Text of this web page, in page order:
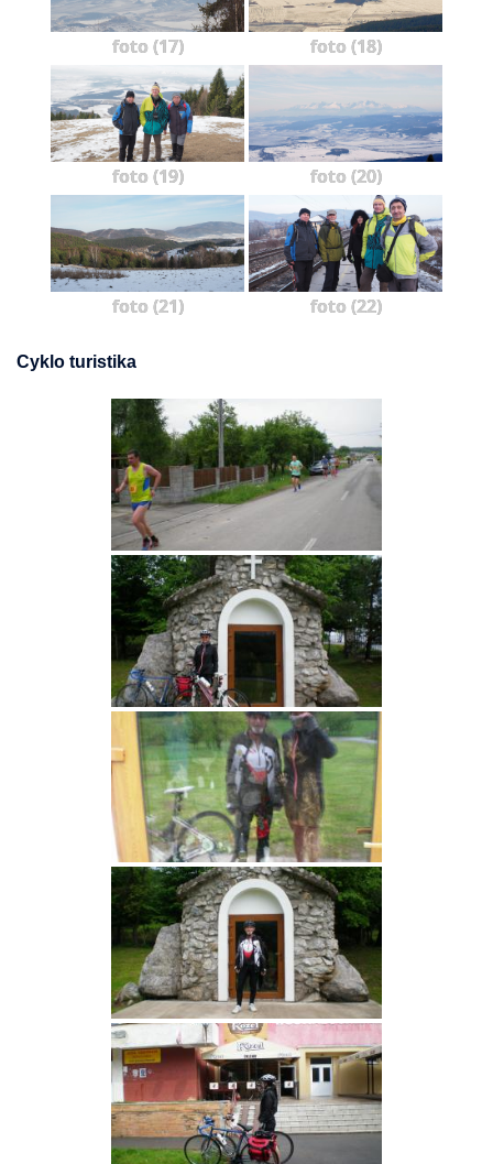
foto (17) foto (18)
foto (19) foto (20)
foto (21) foto (22)
Cyklo turistika